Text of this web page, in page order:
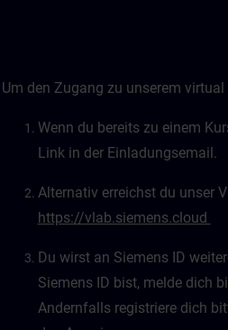
Um den Zugang zu unserem
Wenn du bereits zu einem
Link in der Einladungsemail.
Alternativ erreichst du unser
https://vlab.siemens.cloud
Du wirst an Siemens ID
Siemens ID bist, melde dich
Andernfalls registriere dich